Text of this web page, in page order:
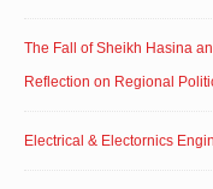
The Fall of Sheikh Hasina
Reflection on Regional
Electrical & Electornics